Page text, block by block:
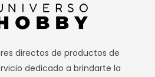
directos de productos de
dedicado a brindarte la